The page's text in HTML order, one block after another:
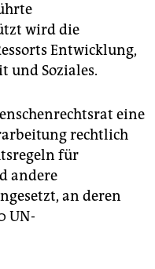
wird die
Entwicklung,
und Soziales.
eine
rechtlich
für
andere
an deren
UN-